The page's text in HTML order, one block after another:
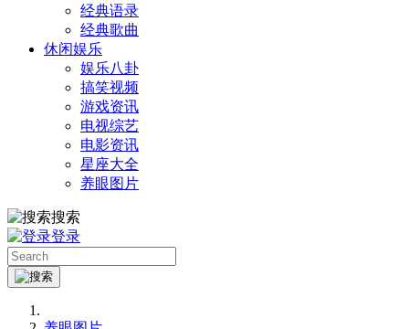
经典语录
经典歌曲
休闲娱乐
娱乐八卦
搞笑视频
游戏资讯
电视综艺
电影资讯
星座大全
养眼图片
搜索
登录